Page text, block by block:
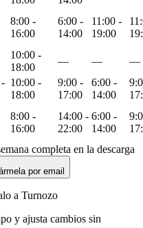
8:00 -
16:00
6:00 -
14:00
11:00 -
19:00
10:00 -
18:00
— — —
10:00 -
18:00
9:00 -
17:00
6:00 -
14:00
8:00 -
16:00
14:00 -
22:00
6:00 -
14:00
completa en la descarga
por email
a Turnozo
y ajusta cambios sin